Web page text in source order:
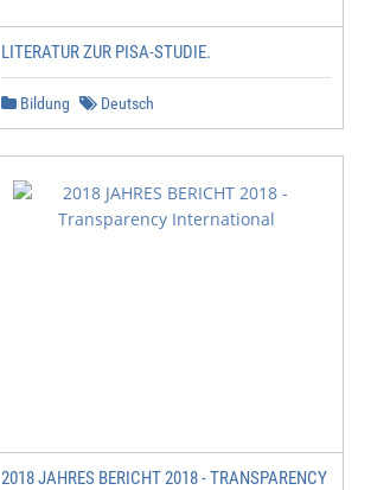
LITERATUR ZUR PISA-STUDIE.
Bildung Deutsch
2018 JAHRES BERICHT 2018 - TRANSPARENCY